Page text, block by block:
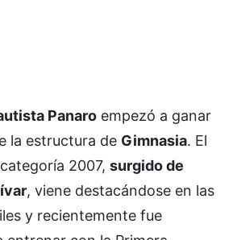
Panaro empezó a ganar
la estructura de Gimnasia. El
2007, surgido de
, viene destacándose en las
y recientemente fue